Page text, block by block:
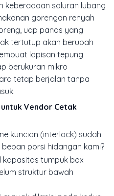
keberadaan saluran lubang
gorengan renyah
uap panas yang
tertutup akan berubah
lapisan tepung
berukuran mikro
tetap berjalan tanpa
Vendor Cetak
kuncian (interlock) sudah
porsi hidangan kami?
tumpuk box
struktur bawah